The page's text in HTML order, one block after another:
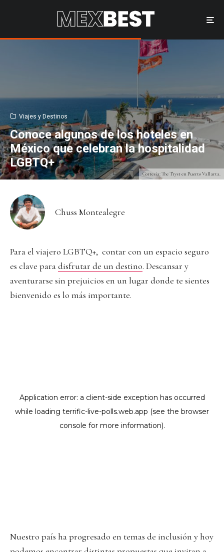
Cortesía: The Tryst en Puerto Vallarta.
Viajes y Destinos
Conoce algunos de los hoteles en
México que celebran la hospitalidad
LGBTQ+
Chuss Montealegre
Para el viajero LGBTQ+, contar con un espacio seguro
es clave paradisfrutar de un destino. Descansar y
aventurarse sin prejuicios en un lugar donde te sientes
bienvenido es lo más importante.
Nuestro país ha progresado en temas de inclusión y hoy